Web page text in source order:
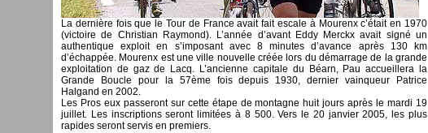
La dernière fois que le Tour de France avait fait escale à Mourenx c’était en 1970
(victoire de Christian Raymond). L’année d’avant Eddy Merckx avait signé un
authentique exploit en s’imposant avec 8 minutes d’avance après 130 km
d’échappée. Mourenx est une ville nouvelle créée lors du démarrage de la grande
exploitation de gaz de Lacq. L’ancienne capitale du Béarn, Pau accueillera la
Grande Boucle pour la 57ème fois depuis 1930, dernier vainqueur Patrice
Halgand en 2002.
Les Pros eux passeront sur cette étape de montagne huit jours après le mardi 19
juillet. Les inscriptions seront limitées à 8 500. Vers le 20 janvier 2005, les plus
rapides seront servis en premiers.